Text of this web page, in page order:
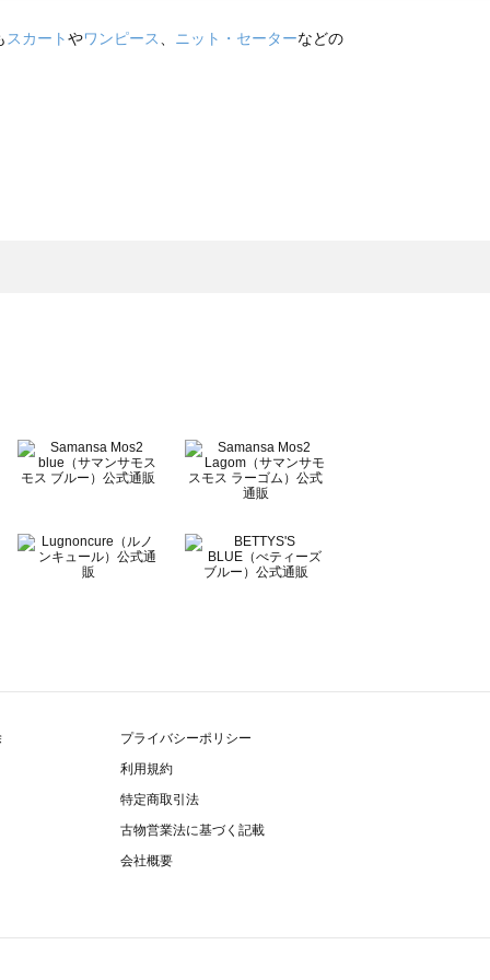
スカートやワンピース ニット・セーターなどの
プライバシーポリシー
利用規約
特定商取引法
古物営業法に基づく記載
会社概要